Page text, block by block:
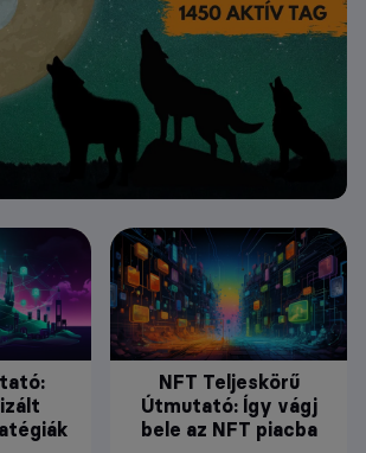
NFT Teljeskörű
Útmutató: Így vágj
bele az NFT piacba